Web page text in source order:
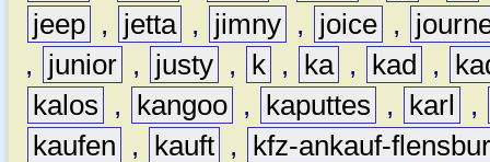
jeep , jetta , jimny , joice ,
,
junior , justy , k , ka , kad ,
kalos
, kangoo , kaputtes , karl
,
kaufen
, kauft ,
kfz-ankauf-